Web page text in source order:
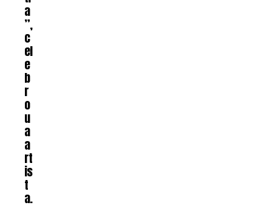
a
”,
c
el
e
b
r
o
u
a
a
rt
is
t
a.